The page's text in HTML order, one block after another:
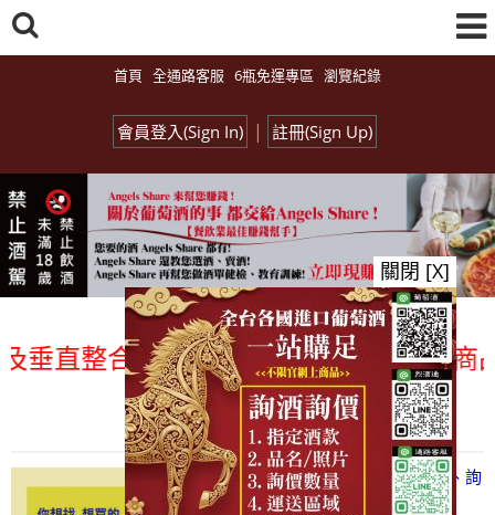
首頁 全通路客服 6瓶免運專區 瀏覽紀錄
會員登入(Sign In) | 註冊(Sign Up)
整合、一次購足」各國進口酒類商品
總覽-促銷&活動
all events
【凡酒問Angels Share】線上選酒、詢
(尋)酒、詢價、零售、批發，看這裡!
關閉 [X]